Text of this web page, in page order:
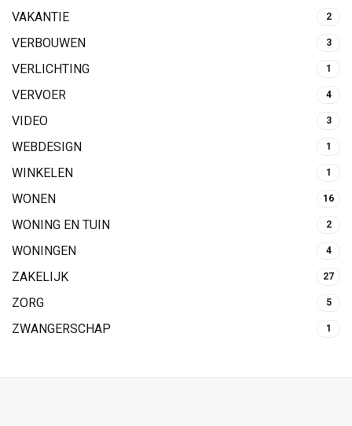
VAKANTIE 2
VERBOUWEN 3
VERLICHTING 1
VERVOER 4
VIDEO 3
WEBDESIGN 1
WINKELEN 1
WONEN 16
WONING EN TUIN 2
WONINGEN 4
ZAKELIJK 27
ZORG 5
ZWANGERSCHAP 1